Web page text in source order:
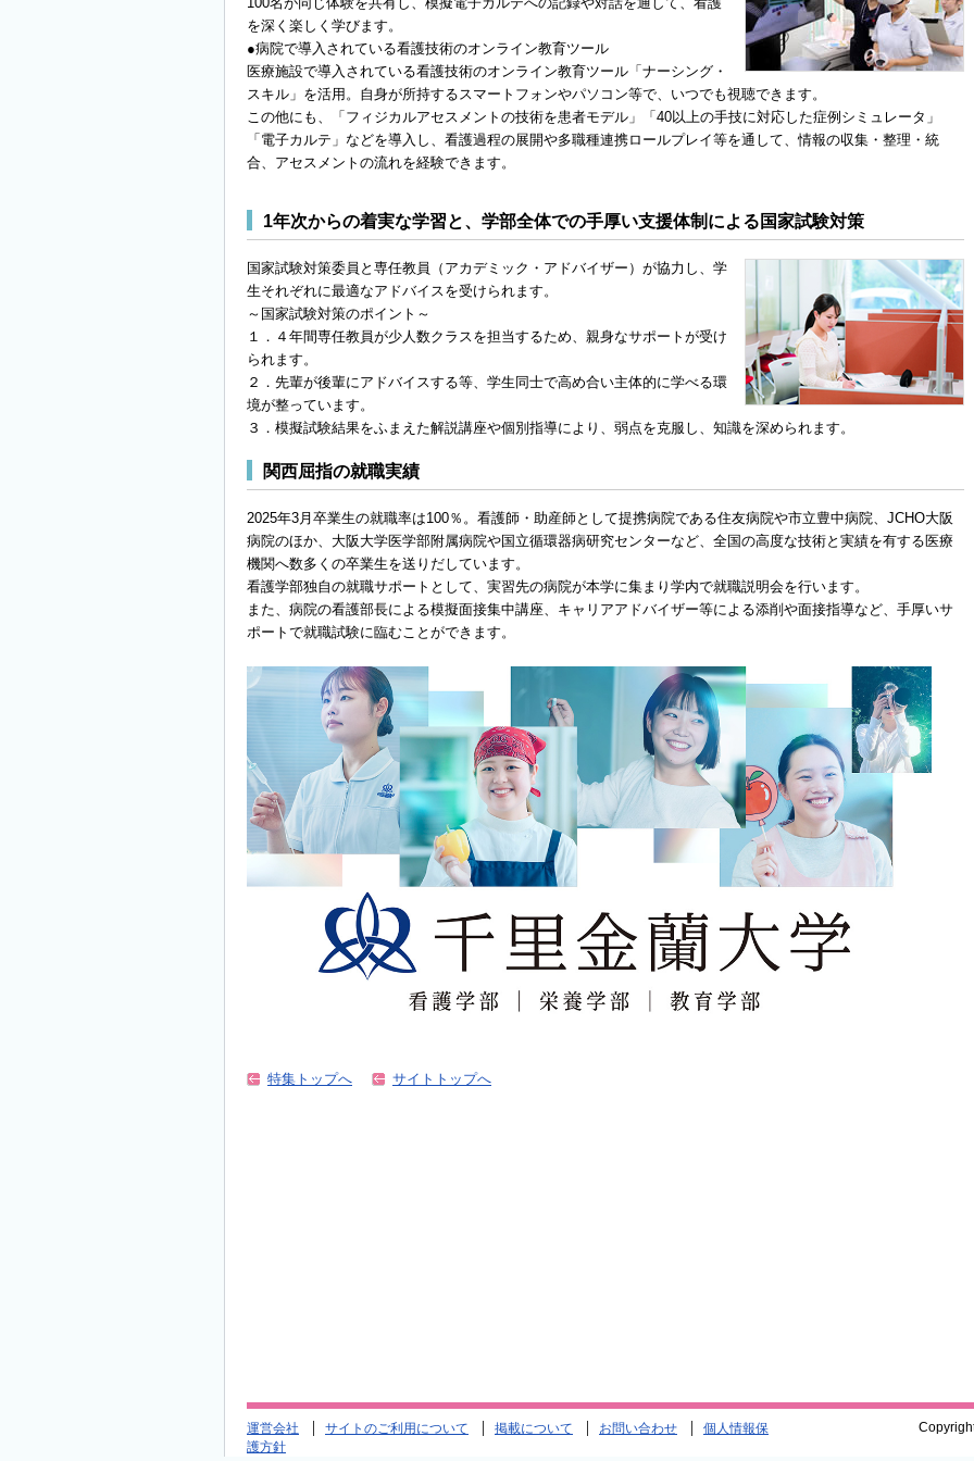
を深く楽しく学びます。
●病院で導入されている看護技術のオンライン教育ツール
医療施設で導入されている看護技術のオンライン教育ツール「ナーシング・
スキル」を活用。自身が所持するスマートフォンやパソコン等で、いつでも視聴できます。
この他にも、「フィジカルアセスメントの技術を患者モデル」「40以上の手技に対応した症例シミュレータ」
「電子カルテ」などを導入し、看護過程の展開や多職種連携ロールプレイ等を通して、情報の収集・整理・統
合、アセスメントの流れを経験できます。
1年次からの着実な学習と、学部全体での手厚い支援体制による国家試験対策
国家試験対策委員と専任教員（アカデミック・アドバイザー）が協力し、学
生それぞれに最適なアドバイスを受けられます。
～国家試験対策のポイント～
１．４年間専任教員が少人数クラスを担当するため、親身なサポートが受け
られます。
２．先輩が後輩にアドバイスする等、学生同士で高め合い主体的に学べる環
境が整っています。
３．模擬試験結果をふまえた解説講座や個別指導により、弱点を克服し、知識を深められます。
関西屈指の就職実績
2025年3月卒業生の就職率は100％。看護師・助産師として提携病院である住友病院や市立豊中病院、JCHO大阪
病院のほか、大阪大学医学部附属病院や国立循環器病研究センターなど、全国の高度な技術と実績を有する医療
機関へ数多くの卒業生を送りだしています。
看護学部独自の就職サポートとして、実習先の病院が本学に集まり学内で就職説明会を行います。
また、病院の看護部長による模擬面接集中講座、キャリアアドバイザー等による添削や面接指導など、手厚いサ
ポートで就職試験に臨むことができます。
特集トップへ サイトトップへ
運営会社 サイトのご利用について 掲載について お問い合わせ
個人情報保
護方針